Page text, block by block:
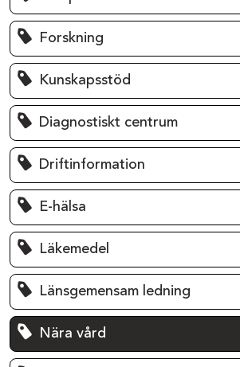
Forskning
Kunskapsstöd
Diagnostiskt centrum
Driftinformation
E-hälsa
Läkemedel
Länsgemensam ledning
Nära vård